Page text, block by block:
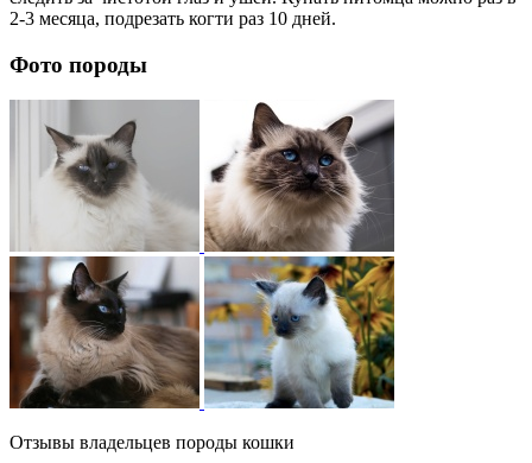
2-3 месяца, подрезать когти раз 10 дней.
Фото породы
Отзывы владельцев породы кошки